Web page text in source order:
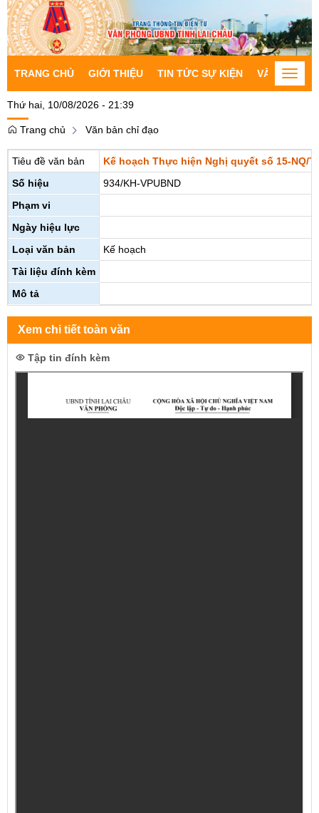
TRANG CHỦ GIỚI THIỆU TIN TỨC SỰ KIỆN VĂN BẢNToggle
Thứ hai, 10/08/2026 - 21:39
Trang chủ Văn bản chỉ đạo
Tiêu đề văn bản
Kế hoạch Thực hiện Nghị quyết số 15-NQ/
Số hiệu
934/KH-VPUBND
Phạm vi
Ngày hiệu lực
Loại văn bản
Kế hoạch
Tài liệu đính kèm
Mô tả
Xem chi tiết toàn văn
Tập tin đính kèm